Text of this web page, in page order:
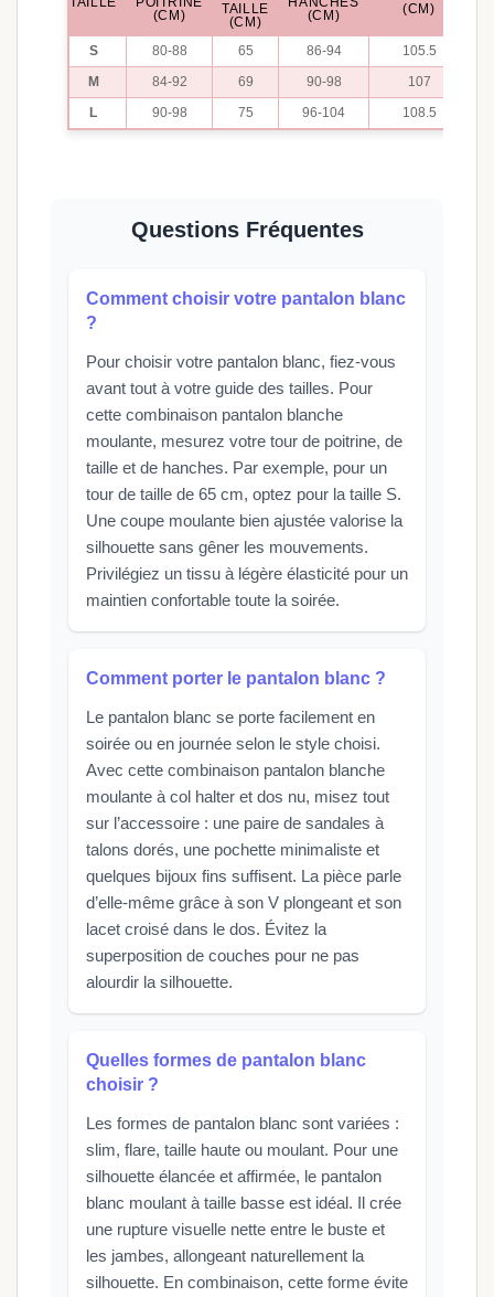
(CM)
TAILLE
(CM)
(CM)
(CM)
S 80-88 65 86-94
105.5
M
84-92 69 90-98
107
L
90-98 75 96-104 108.5
Questions Fréquentes
Comment choisir votre pantalon blanc
?
Pour choisir votre pantalon blanc, fiez-vous
avant tout à votre guide des tailles. Pour
cette combinaison pantalon blanche
moulante, mesurez votre tour de poitrine, de
taille et de hanches. Par exemple, pour un
tour de taille de 65 cm, optez pour la taille S.
Une coupe moulante bien ajustée valorise la
silhouette sans gêner les mouvements.
Privilégiez un tissu à légère élasticité pour un
maintien confortable toute la soirée.
Comment porter le pantalon blanc ?
Le pantalon blanc se porte facilement en
soirée ou en journée selon le style choisi.
Avec cette combinaison pantalon blanche
moulante à col halter et dos nu, misez tout
sur l’accessoire : une paire de sandales à
talons dorés, une pochette minimaliste et
quelques bijoux fins suffisent. La pièce parle
d’elle-même grâce à son V plongeant et son
lacet croisé dans le dos. Évitez la
superposition de couches pour ne pas
alourdir la silhouette.
Quelles formes de pantalon blanc
choisir ?
Les formes de pantalon blanc sont variées :
slim, flare, taille haute ou moulant. Pour une
silhouette élancée et affirmée, le pantalon
blanc moulant à taille basse est idéal. Il crée
une rupture visuelle nette entre le buste et
les jambes, allongeant naturellement la
silhouette. En combinaison, cette forme évite